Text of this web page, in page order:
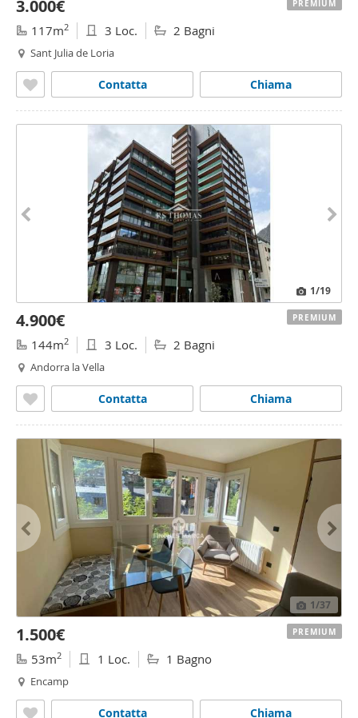
3.000€
117m2 3 Loc. 2 Bagni
Sant Julia de Loria
Chiama
Contatta
PREMIUM
1/19
4.900€
144m2 3 Loc. 2 Bagni
Andorra la Vella
Chiama
Contatta
PREMIUM
1/37
1.500€
53m2 1 Loc. 1 Bagno
Encamp
Chiama
Contatta
PREMIUM